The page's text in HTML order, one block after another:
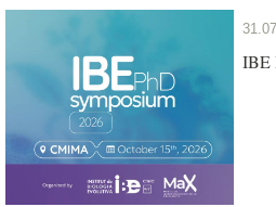
IBE